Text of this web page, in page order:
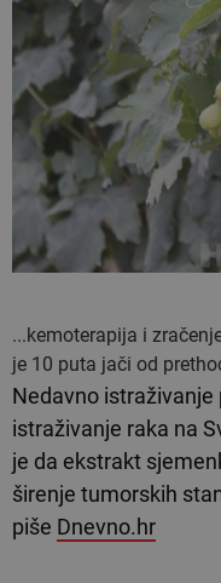
...kemoterapija i
je 10 puta jači od
Nedavno istraživanje
istraživanje raka na
je da ekstrakt
širenje tumorskih
piše Dnevno.hr